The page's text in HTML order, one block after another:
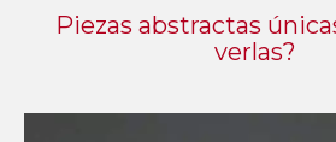
Piezas abstractas
verlas?